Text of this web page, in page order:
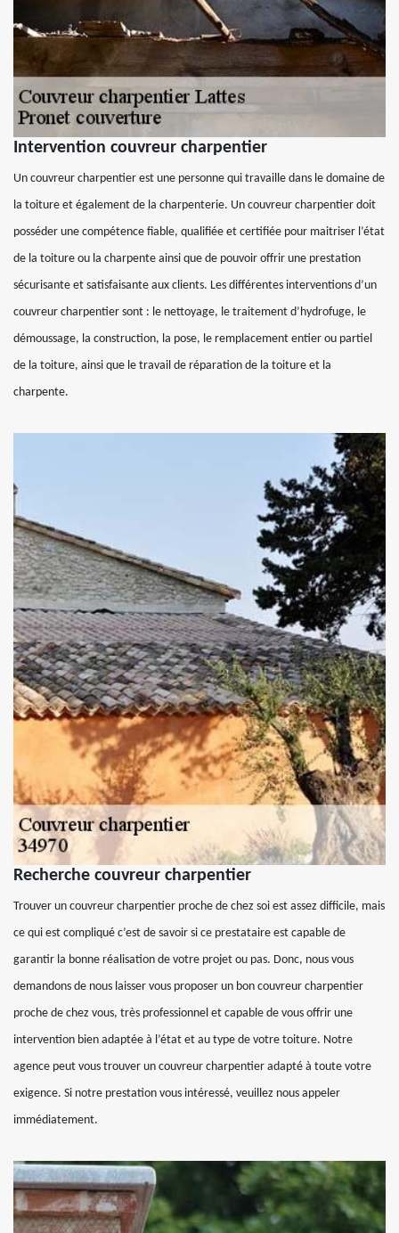
Intervention couvreur charpentier
Un couvreur charpentier est une personne qui travaille dans le domaine de
la toiture et également de la charpenterie. Un couvreur charpentier doit
posséder une compétence fiable, qualifiée et certifiée pour maitriser l’état
de la toiture ou la charpente ainsi que de pouvoir offrir une prestation
sécurisante et satisfaisante aux clients. Les différentes interventions d’un
couvreur charpentier sont : le nettoyage, le traitement d’hydrofuge, le
démoussage, la construction, la pose, le remplacement entier ou partiel
de la toiture, ainsi que le travail de réparation de la toiture et la
charpente.
Recherche couvreur charpentier
Trouver un couvreur charpentier proche de chez soi est assez difficile, mais
ce qui est compliqué c’est de savoir si ce prestataire est capable de
garantir la bonne réalisation de votre projet ou pas. Donc, nous vous
demandons de nous laisser vous proposer un bon couvreur charpentier
proche de chez vous, très professionnel et capable de vous offrir une
intervention bien adaptée à l’état et au type de votre toiture. Notre
agence peut vous trouver un couvreur charpentier adapté à toute votre
exigence. Si notre prestation vous intéressé, veuillez nous appeler
immédiatement.